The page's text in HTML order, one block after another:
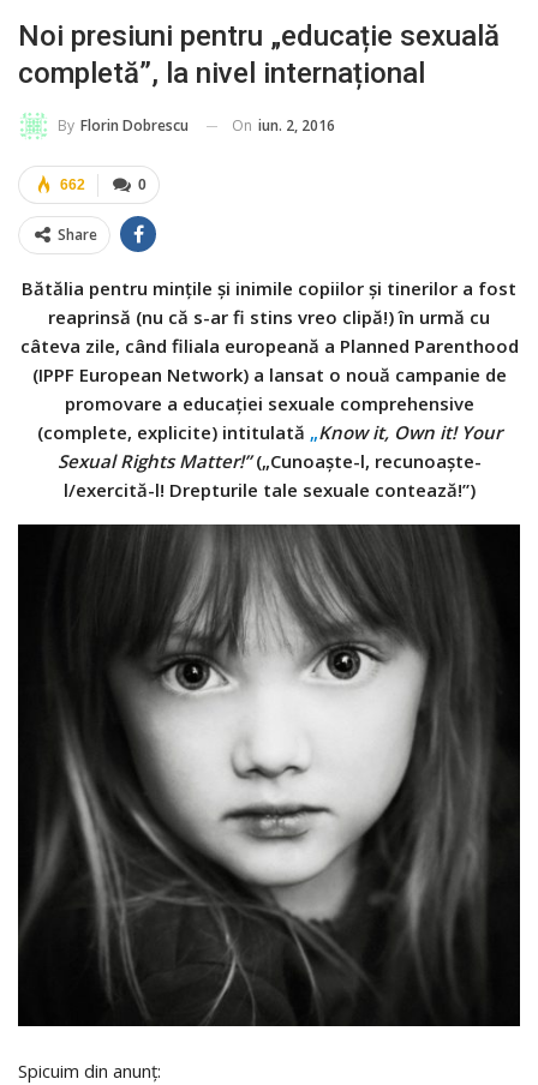
Noi presiuni pentru „educație sexuală
completă”, la nivel internațional
By Florin Dobrescu On iun. 2, 2016
0
662
Share
Bătălia pentru mințile și inimile copiilor și tinerilor a fost
reaprinsă (nu că s-ar fi stins vreo clipă!) în urmă cu
câteva zile, când filiala europeană a Planned Parenthood
(IPPF European Network) a lansat o nouă campanie de
promovare a educației sexuale comprehensive
(complete, explicite) intitulată „Know it, Own it! Your
Sexual Rights Matter!”(„Cunoaște-l, recunoaște-
l/exercită-l! Drepturile tale sexuale contează!”)
Spicuim din anunț: